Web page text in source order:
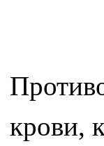
крови,